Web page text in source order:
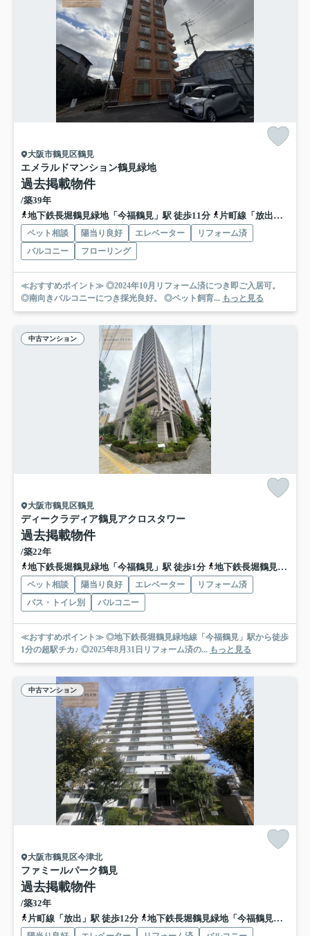
大阪市鶴見区鶴見
エメラルドマンション鶴見緑地
過去掲載物件
/築39年
地下鉄長堀鶴見緑地「今福鶴見」駅 徒歩11分
片町線「放出」駅 徒歩16分
ペット相談 陽当り良好 エレベーター
リフォーム済
バルコニー
フローリング
≪おすすめポイント≫ ◎2024年10月リフォーム済につき即ご入居可。
◎南向きバルコニーにつき採光良好。 ◎ペット飼育... もっと見る
中古マンション
大阪市鶴見区鶴見
ディークラディア鶴見アクロスタワー
過去掲載物件
/築22年
地下鉄長堀鶴見緑地「今福鶴見」駅 徒歩1分
地下鉄長堀鶴見緑地「横堤」駅 徒歩16分
ペット相談 陽当り良好 エレベーター
リフォーム済
バス・トイレ別
バルコニー
≪おすすめポイント≫ ◎地下鉄長堀鶴見緑地線「今福鶴見」駅から徒歩
1分の超駅チカ♪ ◎2025年8月31日リフォーム済の... もっと見る
中古マンション
大阪市鶴見区今津北
ファミールパーク鶴見
過去掲載物件
/築32年
片町線「放出」駅 徒歩12分
地下鉄長堀鶴見緑地「今福鶴見」駅 徒歩20分